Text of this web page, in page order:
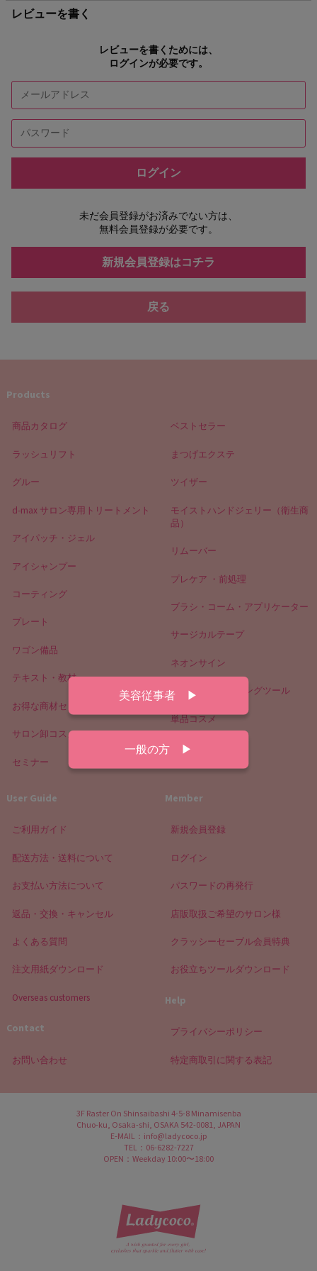
美容従事者 ▶
一般の方 ▶
レビューを書く
レビューを書くためには、
ログインが必要です。
ログイン
未だ会員登録がお済みでない方は、
無料会員登録が必要です。
新規会員登録はコチラ
戻る
Products
商品カタログ
ラッシュリフト
グルー
d-max サロン専用トリートメント
アイパッチ・ジェル
アイシャンプー
コーティング
プレート
ワゴン備品
テキスト・教材
お得な商材セット
サロン卸コスメ
セミナー
ベストセラー
まつげエクステ
ツイザー
モイストハンドジェリー（衛生商
品）
リムーバー
プレケア ・前処理
ブラシ・コーム・アプリケーター
サージカルテープ
ネオンサイン
販促・カウンセリングツール
単品コスメ
コスメ販促ツール
User Guide
ご利用ガイド
配送方法・送料について
お支払い方法について
返品・交換・キャンセル
よくある質問
注文用紙ダウンロード
Overseas customers
Contact
お問い合わせ
Member
新規会員登録
ログイン
パスワードの再発行
店販取扱ご希望のサロン様
クラッシーセーブル会員特典
お役立ちツールダウンロード
Help
プライバシーポリシー
特定商取引に関する表記
3F Raster On Shinsaibashi 4-5-8 Minamisenba
Chuo-ku, Osaka-shi, OSAKA 542-0081, JAPAN
E-MAIL：info@ladycoco.jp
TEL：06-6282-7227
OPEN：Weekday 10:00〜18:00